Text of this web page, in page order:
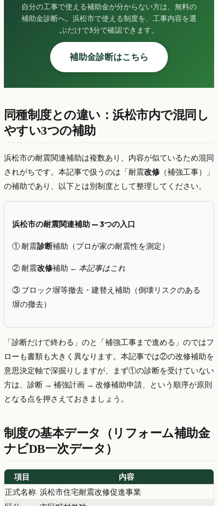
自分の工事で使える補助金が分からない方は、無料の
補助金診断へ。浜松市で使える制度を、工事内容を選
ぶだけで3分で確認できます。
補助金診断はこちら
同種制度との違い：浜松市内で混同し
やすい3つの補助
浜松市の耐震関連補助は複数あり、内容が似ているため混同
されがちです。本記事で扱うのは「耐震改修 （補強工事）」
の補助であり、以下とは別制度として整理してください。
浜松市の耐震関連補助 — 3つの入口
① 耐震診断補助（プロが家の耐震性を測定）
② 耐震改修補助 ← 本記事はこれ
③ ブロック塀等撤去・建替え補助（倒壊リスクのある
塀の撤去）
「診断だけで終わる」のと「補強工事まで進める」のではフ
ローも書類も大きく異なります。本記事では②の改修補助を
意思決定軸で深掘りしますが、まず①の診断を受けていない
方は、診断 → 補強計画 → 改修補助申請、という順序が原則
となる点を押さえておきましょう。
制度の基本データ（リフォーム補助金
ナビDB一次データ）
項目
内容
正式名称 浜松市住宅耐震改修促進事業